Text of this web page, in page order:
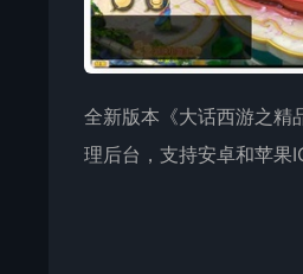
全新版本《大话西游之精
理后台，支持安卓和苹果